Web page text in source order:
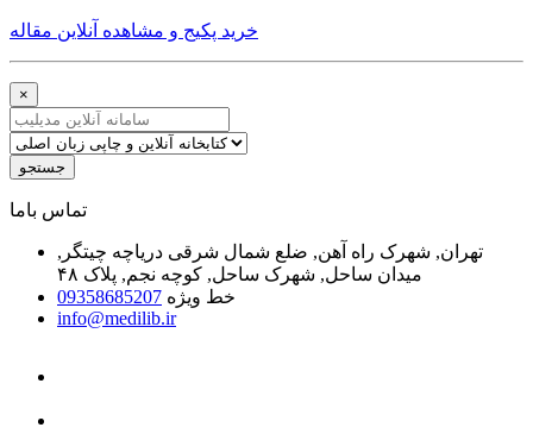
خرید پکیج و مشاهده آنلاین مقاله
×
جستجو
ﺗﻤﺎﺱ ﺑﺎﻣﺎ
تهران, شهرک راه آهن, ضلع شمال شرقی دریاچه چیتگر,
میدان ساحل, شهرک ساحل, کوچه نجم, پلاک ۴۸
خط ویژه 09358685207
info@medilib.ir